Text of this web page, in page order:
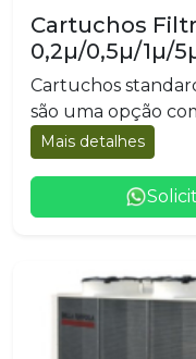
Cartuchos
0,2µ/0,5µ/1µ/
Cartuchos
são uma opção
Mais detalhes